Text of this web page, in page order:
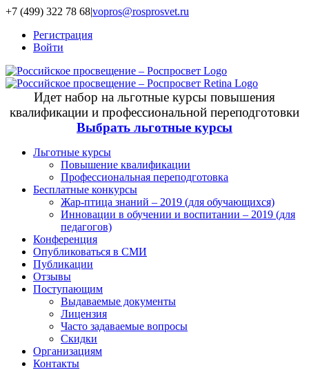
+7 (499) 322 78 68|vopros@rosprosvet.ru
Регистрация
Войти
Идет набор на льготные курсы повышения
квалификации и профессиональной переподготовки
Выбрать льготные курсы
Льготные курсы
Повышение квалификации
Профессиональная переподготовка
Бесплатные конкурсы
Жар-птица знаний – 2019 (для обучающихся)
Инновации в обучении и воспитании – 2019 (для
педагогов)
Конференция
Опубликоваться в СМИ
Публикации
Отзывы
Поступающим
Выдаваемые документы
Лицензия
Часто задаваемые вопросы
Скидки
Организациям
Контакты